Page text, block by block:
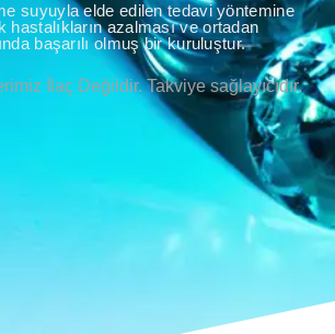
suyuyla elde edilen tedavi yöntemine
hastalıkların azalması ve ortadan
başarılı olmuş bir kuruluştur.
İlaç Değildir. Takviye sağlayıcıdır.